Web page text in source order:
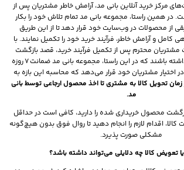
مرکز خرید آنلاین بانی مد، آرامش خاطر مشتریان پس از
در همین راستا، مجموعه بانی مد تمام تلاش خود را بکار
از محصولات در وب‌سایت خود قرار دهد تا از این طریق
کامل و آرامش خاطر، فرآیند خرید خود را تکمیل نمایند. با
محترم پس از تکمیل فرآیند خرید، قصد بازگشت
کالای خریداری شده را داشته باشند که در این راستا، مجموعه بانی مد ضمانت 7 روزه
در اختیار مشتریان خود قرار می‌دهد که محاسبه این بازه به
زمان تحویل کالا به مشتری تا اخذ محصول ارجاعی توسط بانی
مد.
محصول خریداری شده‌ را دارید، کافی است در حداقل
اقدام لازم را انجام دهید تا روال فوق بدون هیچ‌گونه
مشکلی صورت پذیرد.
تعویض کالا چه دلایلی می‌تواند داشته باشد؟